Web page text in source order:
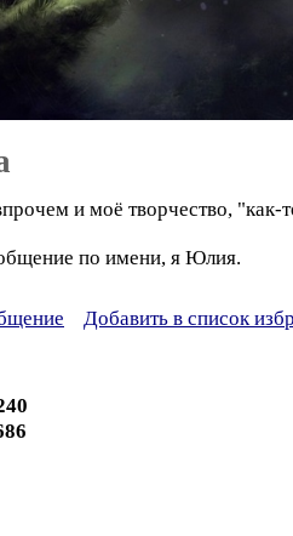
и моё творчество, "как-
по имени, я Юлия.
Добавить в список